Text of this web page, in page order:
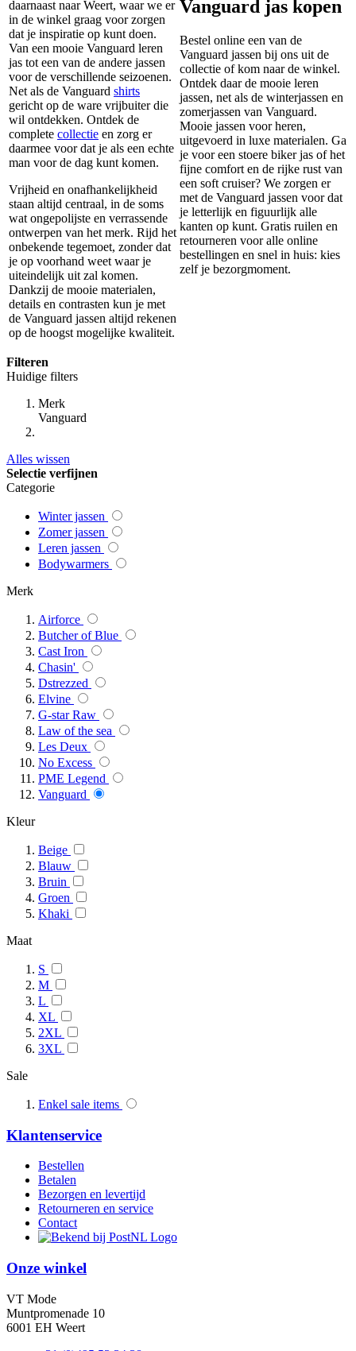
daarnaast naar Weert, waar we er
in de winkel graag voor zorgen
dat je inspiratie op kunt doen.
Van een mooie Vanguard leren
jas tot een van de andere jassen
voor de verschillende seizoenen.
Net als de Vanguard shirts
gericht op de ware vrijbuiter die
wil ontdekken. Ontdek de
complete collectie en zorg er
daarmee voor dat je als een echte
man voor de dag kunt komen.
Vrijheid en onafhankelijkheid
staan altijd centraal, in de soms
wat ongepolijste en verrassende
ontwerpen van het merk. Rijd het
onbekende tegemoet, zonder dat
je op voorhand weet waar je
uiteindelijk uit zal komen.
Dankzij de mooie materialen,
details en contrasten kun je met
de Vanguard jassen altijd rekenen
op de hoogst mogelijke kwaliteit.
Vanguard jas kopen
Bestel online een van de
Vanguard jassen bij ons uit de
collectie of kom naar de winkel.
Ontdek daar de mooie leren
jassen, net als de winterjassen en
zomerjassen van Vanguard.
Mooie jassen voor heren,
uitgevoerd in luxe materialen. Ga
je voor een stoere biker jas of het
fijne comfort en de rijke rust van
een soft cruiser? We zorgen er
met de Vanguard jassen voor dat
je letterlijk en figuurlijk alle
kanten op kunt. Gratis ruilen en
retourneren voor alle online
bestellingen en snel in huis: kies
zelf je bezorgmoment.
Filteren
Huidige filters
Merk
Vanguard
Alles wissen
Selectie verfijnen
Categorie
Winter jassen
Zomer jassen
Leren jassen
Bodywarmers
Merk
Airforce
Butcher of Blue
Cast Iron
Chasin'
Dstrezzed
Elvine
G-star Raw
Law of the sea
Les Deux
No Excess
PME Legend
Vanguard
Kleur
Beige
Blauw
Bruin
Groen
Khaki
Maat
S
M
L
XL
2XL
3XL
Sale
Enkel sale items
Klantenservice
Bestellen
Betalen
Bezorgen en levertijd
Retourneren en service
Contact
Onze winkel
VT Mode
Muntpromenade 10
6001 EH Weert